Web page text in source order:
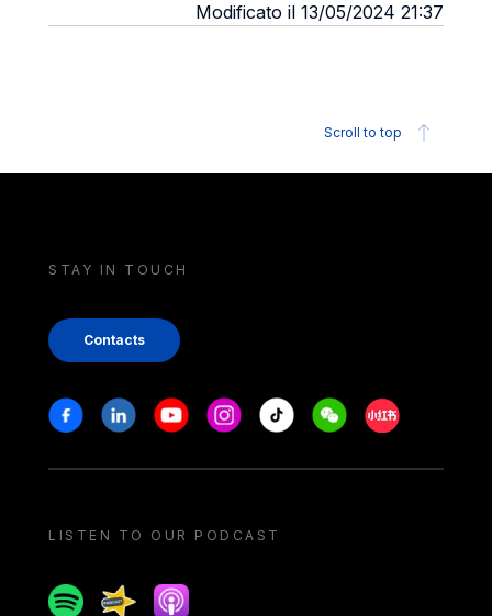
Modificato il 13/05/2024 21:37
Scroll to top
STAY IN TOUCH
Contacts
Stay in touch
FacebookLinkedinYoutubeInstagram
Tiktok WeechatXiaohongshu/
LISTEN TO OUR PODCAST
SpotifySpreakerApple podcast